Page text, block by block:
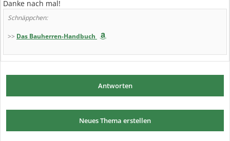
Danke nach mal!
Schnäppchen:
>> Das Bauherren-Handbuch
Antworten
Neues Thema erstellen